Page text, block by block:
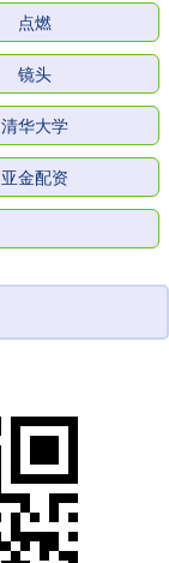
点燃
镜头
清华大学
亚金配资